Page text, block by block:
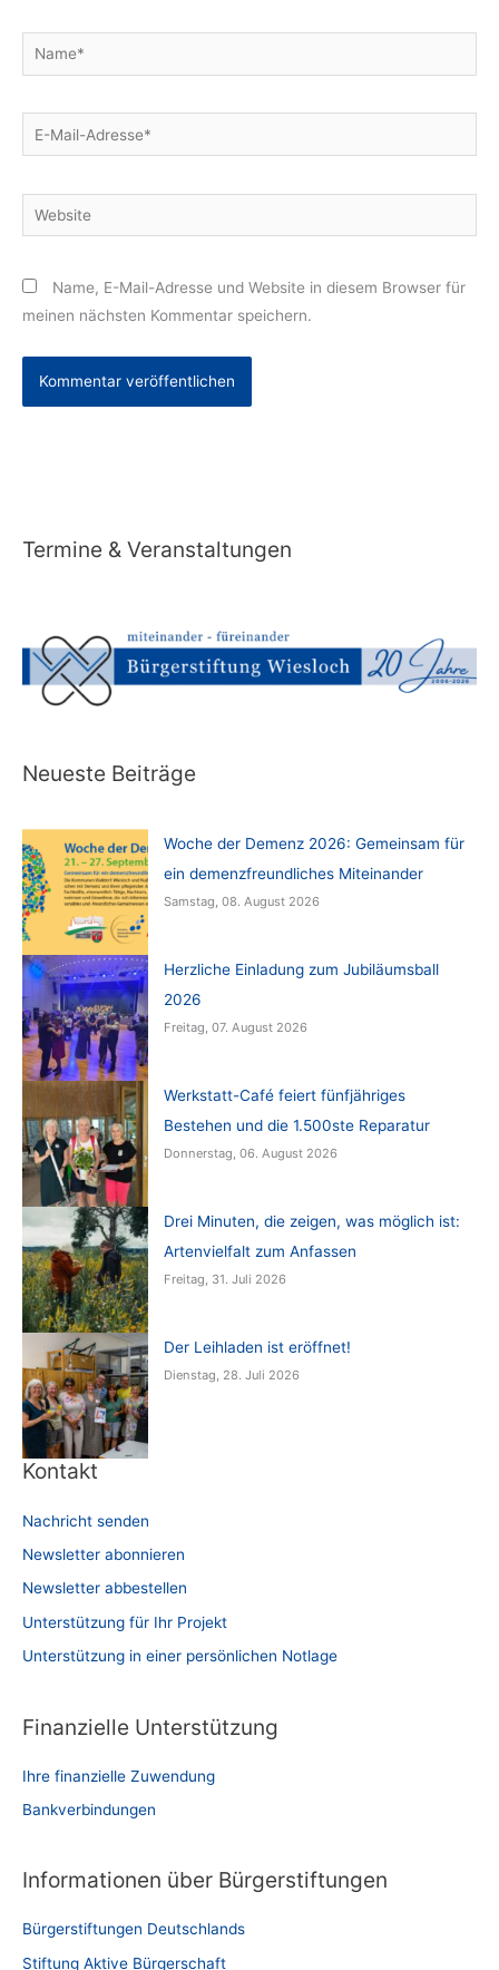
Name*
E-
Mail-
Website
Name, E-Mail-Adresse und Website in diesem Browser für
meinen nächsten Kommentar speichern.
Termine & Veranstaltungen
Neueste Beiträge
Woche der Demenz 2026: Gemeinsam für
ein demenzfreundliches Miteinander
Samstag, 08. August 2026
Herzliche Einladung zum Jubiläumsball
2026
Freitag, 07. August 2026
Werkstatt-Café feiert fünfjähriges
Bestehen und die 1.500ste Reparatur
Donnerstag, 06. August 2026
Drei Minuten, die zeigen, was möglich ist:
Artenvielfalt zum Anfassen
Freitag, 31. Juli 2026
Der Leihladen ist eröffnet!
Dienstag, 28. Juli 2026
Kontakt
Nachricht senden
Newsletter abonnieren
Newsletter abbestellen
Unterstützung für Ihr Projekt
Unterstützung in einer persönlichen Notlage
Finanzielle Unterstützung
Ihre finanzielle Zuwendung
Bankverbindungen
Informationen über Bürgerstiftungen
Bürgerstiftungen Deutschlands
Stiftung Aktive Bürgerschaft